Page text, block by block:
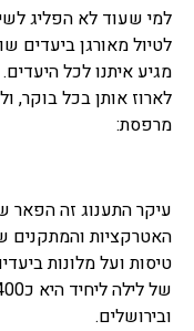
למי שעוד לא הפליג
לטיול מאורגן ביעדים
מגיע איתנו לכל
לארוז אותן בכל בוקר,
מרפסת:
עיקר התענוג זה הפאר
האטרקציות והמתקנים
טיסות ועל מלונות
ובירושלים.